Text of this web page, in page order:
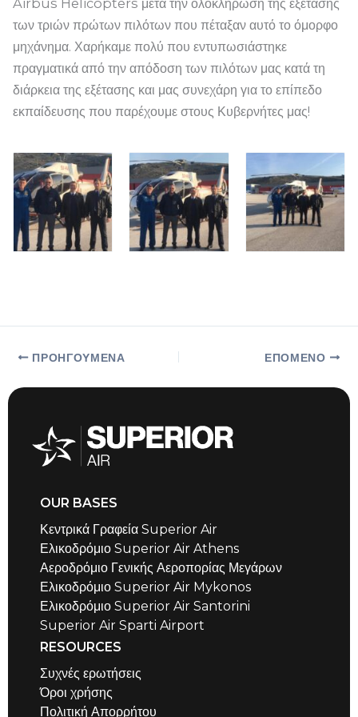
Airbus Helicopters μετά την ολοκλήρωση της εξέτασης
των τριών πρώτων πιλότων που πέταξαν αυτό το όμορφο
μηχάνημα. Χαρήκαμε πολύ που εντυπωσιάστηκε
πραγματικά από την απόδοση των πιλότων μας κατά τη
διάρκεια της εξέτασης και μας συνεχάρη για το επίπεδο
εκπαίδευσης που παρέχουμε στους Κυβερνήτες μας!
ΠΡΟΗΓΟΎΜΕΝΑ ΕΠΌΜΕΝΟ
OUR BASES
Κεντρικά Γραφεία Superior Air
Ελικοδρόμιο Superior Air Athens
Αεροδρόμιο Γενικής Αεροπορίας Μεγάρων
Ελικοδρόμιο Superior Air Mykonos
Ελικοδρόμιο Superior Air Santorini
Superior Air Sparti Airport
RESOURCES
Συχνές ερωτήσεις
Όροι χρήσης
Πολιτική Απορρήτου